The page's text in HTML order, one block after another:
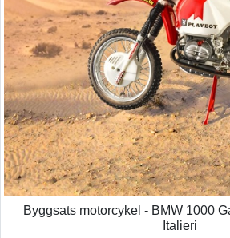
Byggsats motorcykel - BMW 1000
Italieri